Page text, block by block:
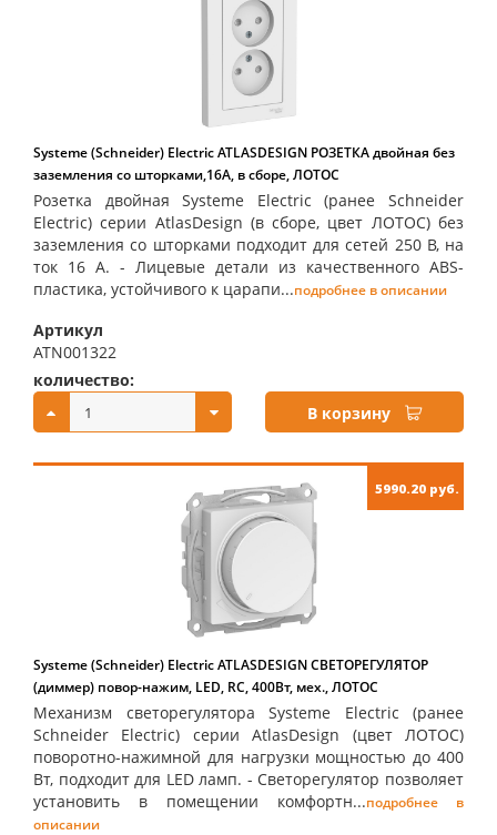
Systeme (Schneider) Electric ATLASDESIGN РОЗЕТКА двойная без
заземления со шторками,16А, в сборе, ЛОТОС
Розетка двойная Systeme Electric (ранее Schneider
Electric) серии AtlasDesign (в сборе, цвет ЛОТОС) без
заземления со шторками подходит для сетей 250 В, на
ток 16 А. - Лицевые детали из качественного ABS-
пластика, устойчивого к царапи...подробнее в описании
Артикул
ATN001322
количество:
В корзину
5990.20 руб.
Systeme (Schneider) Electric ATLASDESIGN СВЕТОРЕГУЛЯТОР
(диммер) повор-нажим, LED, RC, 400Вт, мех., ЛОТОС
Механизм светорегулятора Systeme Electric (ранее
Schneider Electric) серии AtlasDesign (цвет ЛОТОС)
поворотно-нажимной для нагрузки мощностью до 400
Вт, подходит для LED ламп. - Светорегулятор позволяет
установить в помещении комфортн...подробнее в
описании